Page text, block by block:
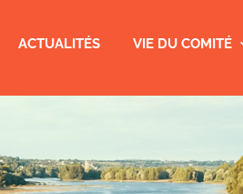
ACTUALITÉS VIE DU COMITÉ